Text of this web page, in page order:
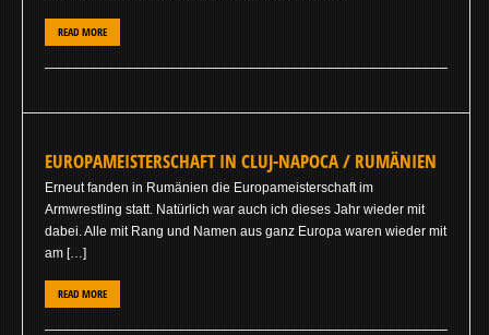
READ MORE
EUROPAMEISTERSCHAFT IN CLUJ-NAPOCA / RUMÄNIEN
Erneut fanden in Rumänien die Europameisterschaft im
Armwrestling statt. Natürlich war auch ich dieses Jahr wieder mit
dabei. Alle mit Rang und Namen aus ganz Europa waren wieder mit
am […]
READ MORE